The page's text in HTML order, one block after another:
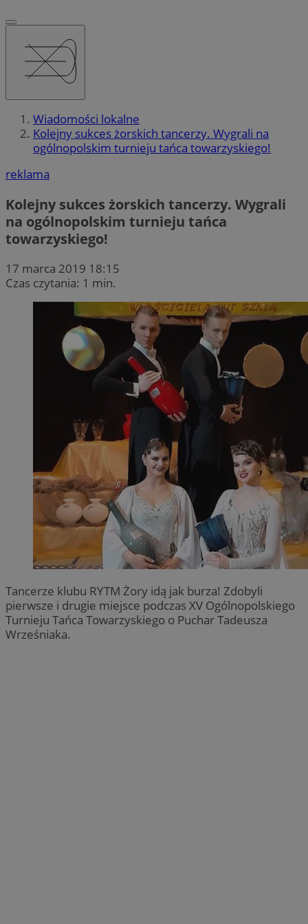
Wiadomości lokalne
Kolejny sukces żorskich tancerzy. Wygrali na
ogólnopolskim turnieju tańca towarzyskiego!
reklama
Kolejny sukces żorskich tancerzy. Wygrali
na ogólnopolskim turnieju tańca
towarzyskiego!
17 marca 2019 18:15
Czas czytania: 1 min.
Tancerze klubu RYTM Żory idą jak burza! Zdobyli
pierwsze i drugie miejsce podczas XV Ogólnopolskiego
Turnieju Tańca Towarzyskiego o Puchar Tadeusza
Wrześniaka.